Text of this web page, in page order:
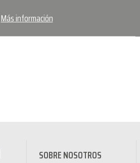
Más información
SOBRE NOSOTROS